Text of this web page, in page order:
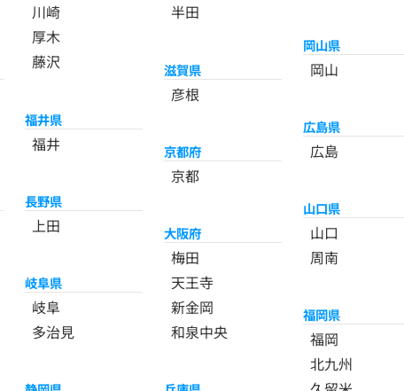
川崎
厚木
藤沢
福井県
福井
長野県
上田
岐阜県
岐阜
多治見
半田
滋賀県
彦根
京都府
京都
大阪府
梅田
天王寺
新金岡
和泉中央
岡山県
岡山
広島県
広島
山口県
山口
周南
福岡県
福岡
北九州